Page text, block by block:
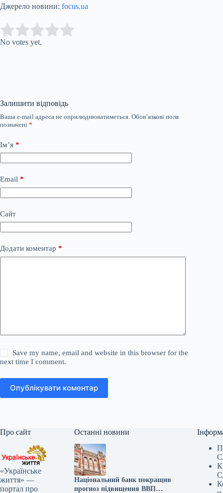
Джерело новини: focus.ua
Rate this item:
No votes yet.
Залишити відповідь
Ваша e-mail адреса не оприлюднюватиметься. Обов’язкові поля
позначені *
Ім’я *
Email *
Сайт
Додати коментар *
Save my name, email and website in this browser for the
next time I comment.
Опублікувати коментар
Про сайт
«Українське
життя» —
портал про
Останні новини
Національний банк покращив
прогноз підвищення ВВП